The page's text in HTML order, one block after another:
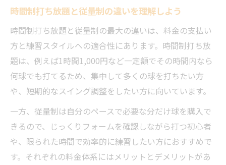
時間制打ち放題と従量制の違いを理解しよう
時間制打ち放題と従量制の最大の違いは、料金の支払い
方と練習スタイルへの適合性にあります。時間制打ち放
題は、例えば1時間1,000円など一定額でその時間内なら
何球でも打てるため、集中して多くの球を打ちたい方
や、短期的なスイング調整をしたい方に向いています。
一方、従量制は自分のペースで必要な分だけ球を購入で
きるので、じっくりフォームを確認しながら打つ初心者
や、限られた時間で効率的に練習したい方におすすめで
す。それぞれの料金体系にはメリットとデメリットがあ